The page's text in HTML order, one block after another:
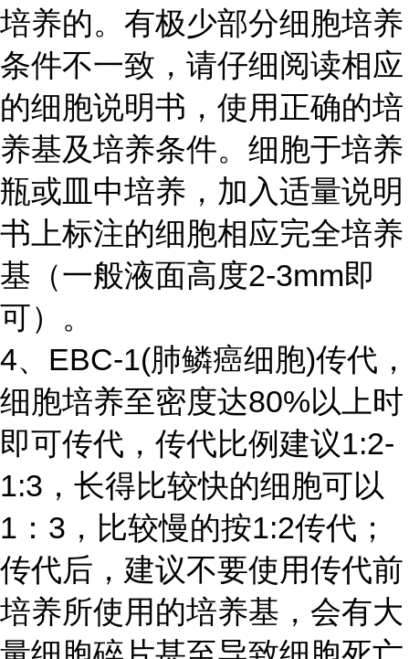
培养的。有极少部分细胞培养
条件不一致，请仔细阅读相应
的细胞说明书，使用正确的培
养基及培养条件。细胞于培养
瓶或皿中培养，加入适量说明
书上标注的细胞相应完全培养
基（一般液面高度2-3mm即
可）。
4、EBC-1(肺鳞癌细胞)传代，
细胞培养至密度达80%以上时
即可传代，传代比例建议1:2-
1:3，长得比较快的细胞可以
1：3，比较慢的按1:2传代；
传代后，建议不要使用传代前
培养所使用的培养基，会有大